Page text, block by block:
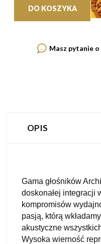
DO KOSZYKA
Masz pytanie
OPIS
Gama głośników
doskonałej integracji
kompromisów
pasją, którą
akustyczne
Wysoka wierność